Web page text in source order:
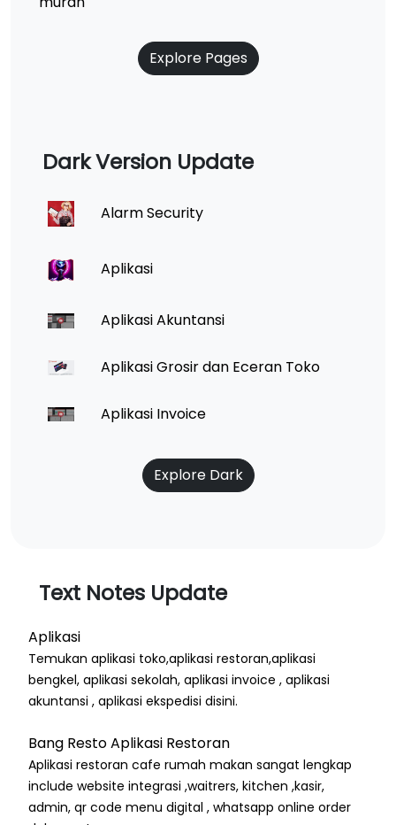
Explore Pages
Dark Version Update
Alarm Security
Aplikasi
Aplikasi Akuntansi
Aplikasi Grosir dan Eceran Toko
Aplikasi Invoice
Explore Dark
Text Notes Update
Aplikasi
Temukan aplikasi toko,aplikasi restoran,aplikasi
bengkel, aplikasi sekolah, aplikasi invoice , aplikasi
akuntansi , aplikasi ekspedisi disini.
Bang Resto Aplikasi Restoran
Aplikasi restoran cafe rumah makan sangat lengkap
include website integrasi ,waitrers, kitchen ,kasir,
admin, qr code menu digital , whatsapp online order